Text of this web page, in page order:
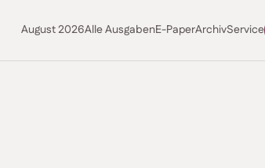
August 2026Alle AusgabenE-PaperArchivService